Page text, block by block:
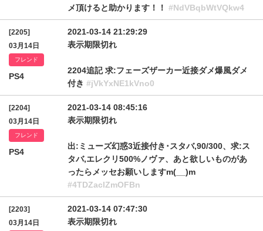
メ頂けると助かります！！ #NdVBqbWtVQkw4
[2205]
03月14日
フレンド
PS4
2021-03-14 21:29:29
表示期限切れ
2204追記 求:フェーズザーカー近接ダメ爆風ダメ
付き #jVkYxNE1kVno0
[2204]
03月14日
フレンド
PS4
2021-03-14 08:45:16
表示期限切れ
出:ミューズ幻惑3近接付き･スタバ,90/300、求:ス
タバ,エレクリ500%ノヴァ、あと欲しいものがあ
ったらメッセお願いしますm(__)m
#4TDZaclZmOFBn
[2203]
03月14日
2021-03-14 07:47:30
表示期限切れ